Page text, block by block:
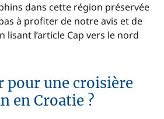
dans cette région préservée
à profiter de notre avis et de
lisant l’article Cap vers le nord
pour une croisière
en Croatie ?